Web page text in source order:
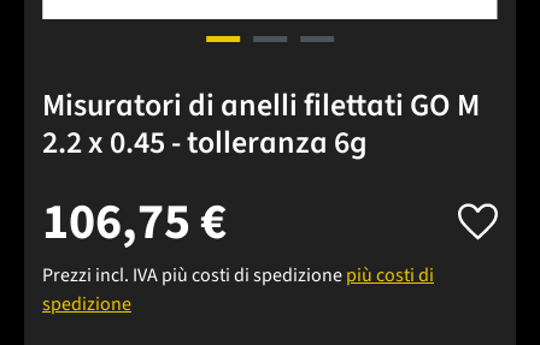
Misuratori di anelli filettati GO M
2.2 x 0.45 - tolleranza 6g
106,75 €
Prezzi incl. IVA più costi di spedizionepiù costi di
spedizione